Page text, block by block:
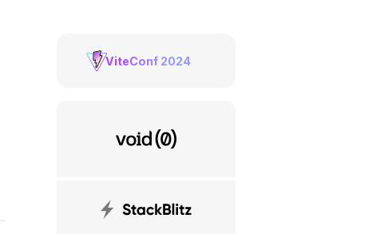
ViteConf 2024
VoidZero
StackBlitz